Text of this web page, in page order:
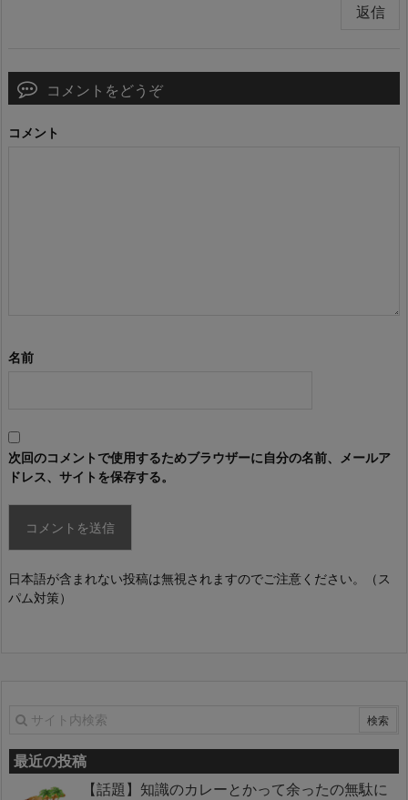
返信
コメントをどうぞ
コメント
名前
次回のコメントで使用するためブラウザーに自分の名前、メールア
ドレス、サイトを保存する。
日本語が含まれない投稿は無視されますのでご注意ください。（ス
パム対策）
最近の投稿
【話題】知識のカレーとかって余ったの無駄に